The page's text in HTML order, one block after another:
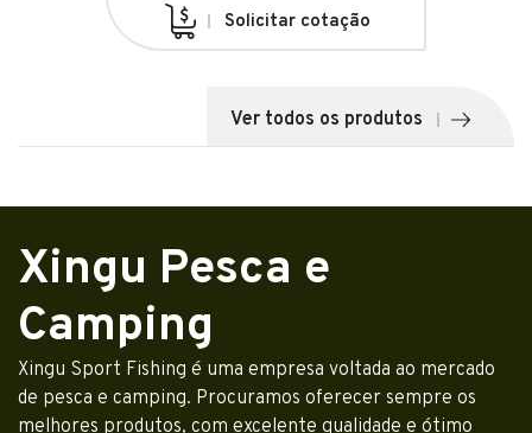
Solicitar cotação
Ver todos os produtos
Xingu Pesca e
Camping
Xingu Sport Fishing é uma empresa voltada ao mercado
de pesca e camping. Procuramos oferecer sempre os
melhores produtos, com excelente qualidade e ótimo